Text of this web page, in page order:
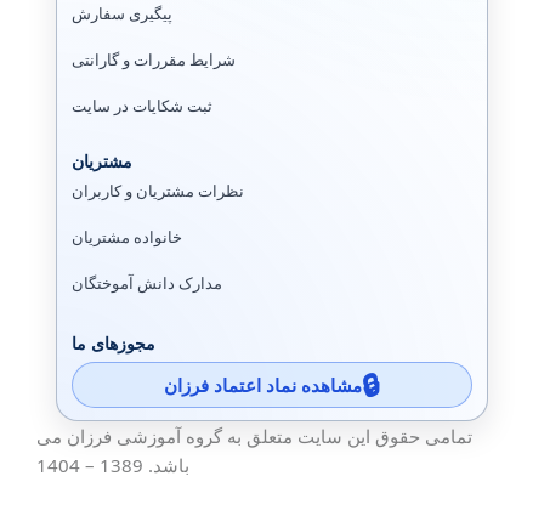
پیگیری سفارش
شرایط مقررات و گارانتی
ثبت شکایات در سایت
مشتریان
نظرات مشتریان و کاربران
خانواده مشتریان
مدارک دانش آموختگان
مجوزهای ما
مشاهده نماد اعتماد فرزان
تمامی حقوق این سایت متعلق به گروه آموزشی فرزان می
باشد. 1389 – 1404